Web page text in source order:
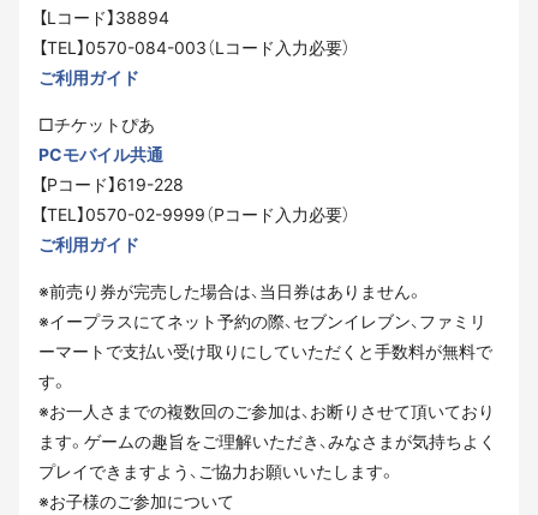
【Lコード】38894
【TEL】0570-084-003（Lコード入力必要）
ご利用ガイド
□チケットぴあ
PCモバイル共通
【Pコード】619-228
【TEL】0570-02-9999（Pコード入力必要）
ご利用ガイド
※前売り券が完売した場合は、当日券はありません。
※イープラスにてネット予約の際、セブンイレブン、ファミリ
ーマートで支払い受け取りにしていただくと手数料が無料で
す。
※お一人さまでの複数回のご参加は、お断りさせて頂いており
ます。ゲームの趣旨をご理解いただき、みなさまが気持ちよく
プレイできますよう、ご協力お願いいたします。
※お子様のご参加について